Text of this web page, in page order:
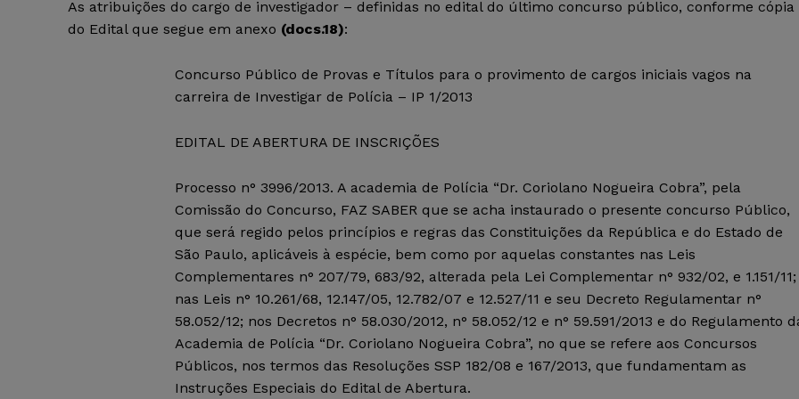
As atribuições do cargo de investigador – definidas no edital do último concurso público, conforme cópia
do Edital que segue em anexo (docs.18):
Concurso Público de Provas e Títulos para o provimento de cargos iniciais vagos na
carreira de Investigar de Polícia – IP 1/2013
EDITAL DE ABERTURA DE INSCRIÇÕES
Processo n° 3996/2013. A academia de Polícia “Dr. Coriolano Nogueira Cobra”, pela
Comissão do Concurso, FAZ SABER que se acha instaurado o presente concurso Público,
que será regido pelos princípios e regras das Constituições da República e do Estado de
São Paulo, aplicáveis à espécie, bem como por aquelas constantes nas Leis
Complementares n° 207/79, 683/92, alterada pela Lei Complementar n° 932/02, e 1.151/11;
nas Leis n° 10.261/68, 12.147/05, 12.782/07 e 12.527/11 e seu Decreto Regulamentar n°
58.052/12; nos Decretos n° 58.030/2012, n° 58.052/12 e n° 59.591/2013 e do Regulamento
Academia de Polícia “Dr. Coriolano Nogueira Cobra”, no que se refere aos Concursos
Públicos, nos termos das Resoluções SSP 182/08 e 167/2013, que fundamentam as
Instruções Especiais do Edital de Abertura.